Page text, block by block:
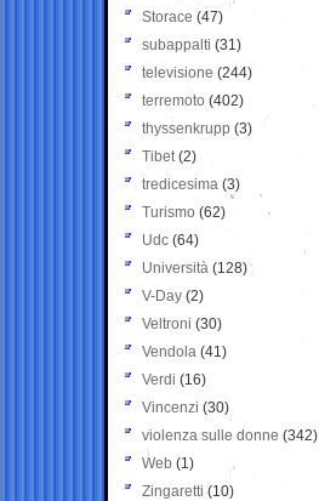
Storace (47)
subappalti (31)
televisione(244)
terremoto (402)
thyssenkrupp (3)
Tibet(2)
tredicesima (3)
Turismo (62)
Udc (64)
Università (128)
V-Day (2)
Veltroni (30)
Vendola (41)
Verdi (16)
Vincenzi (30)
violenza sulle donne (342)
Web (1)
Zingaretti (10)